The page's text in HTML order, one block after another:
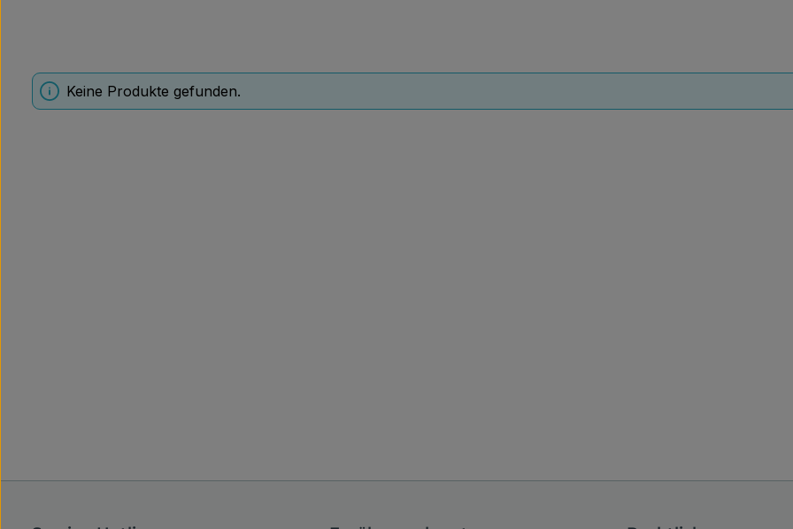
Keine Produkte gefunden.